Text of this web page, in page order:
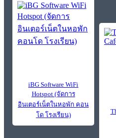
iBG Software WiFi
Hotspot (จัดการ
อินเตอร์เน็ตในหอพัก คอน
โด โรงเรียน)